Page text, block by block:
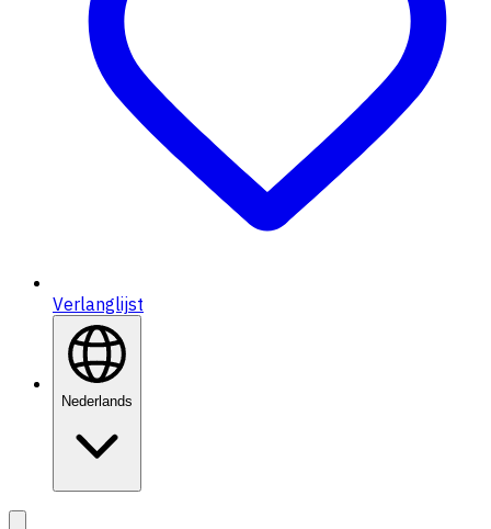
Verlanglijst
Nederlands